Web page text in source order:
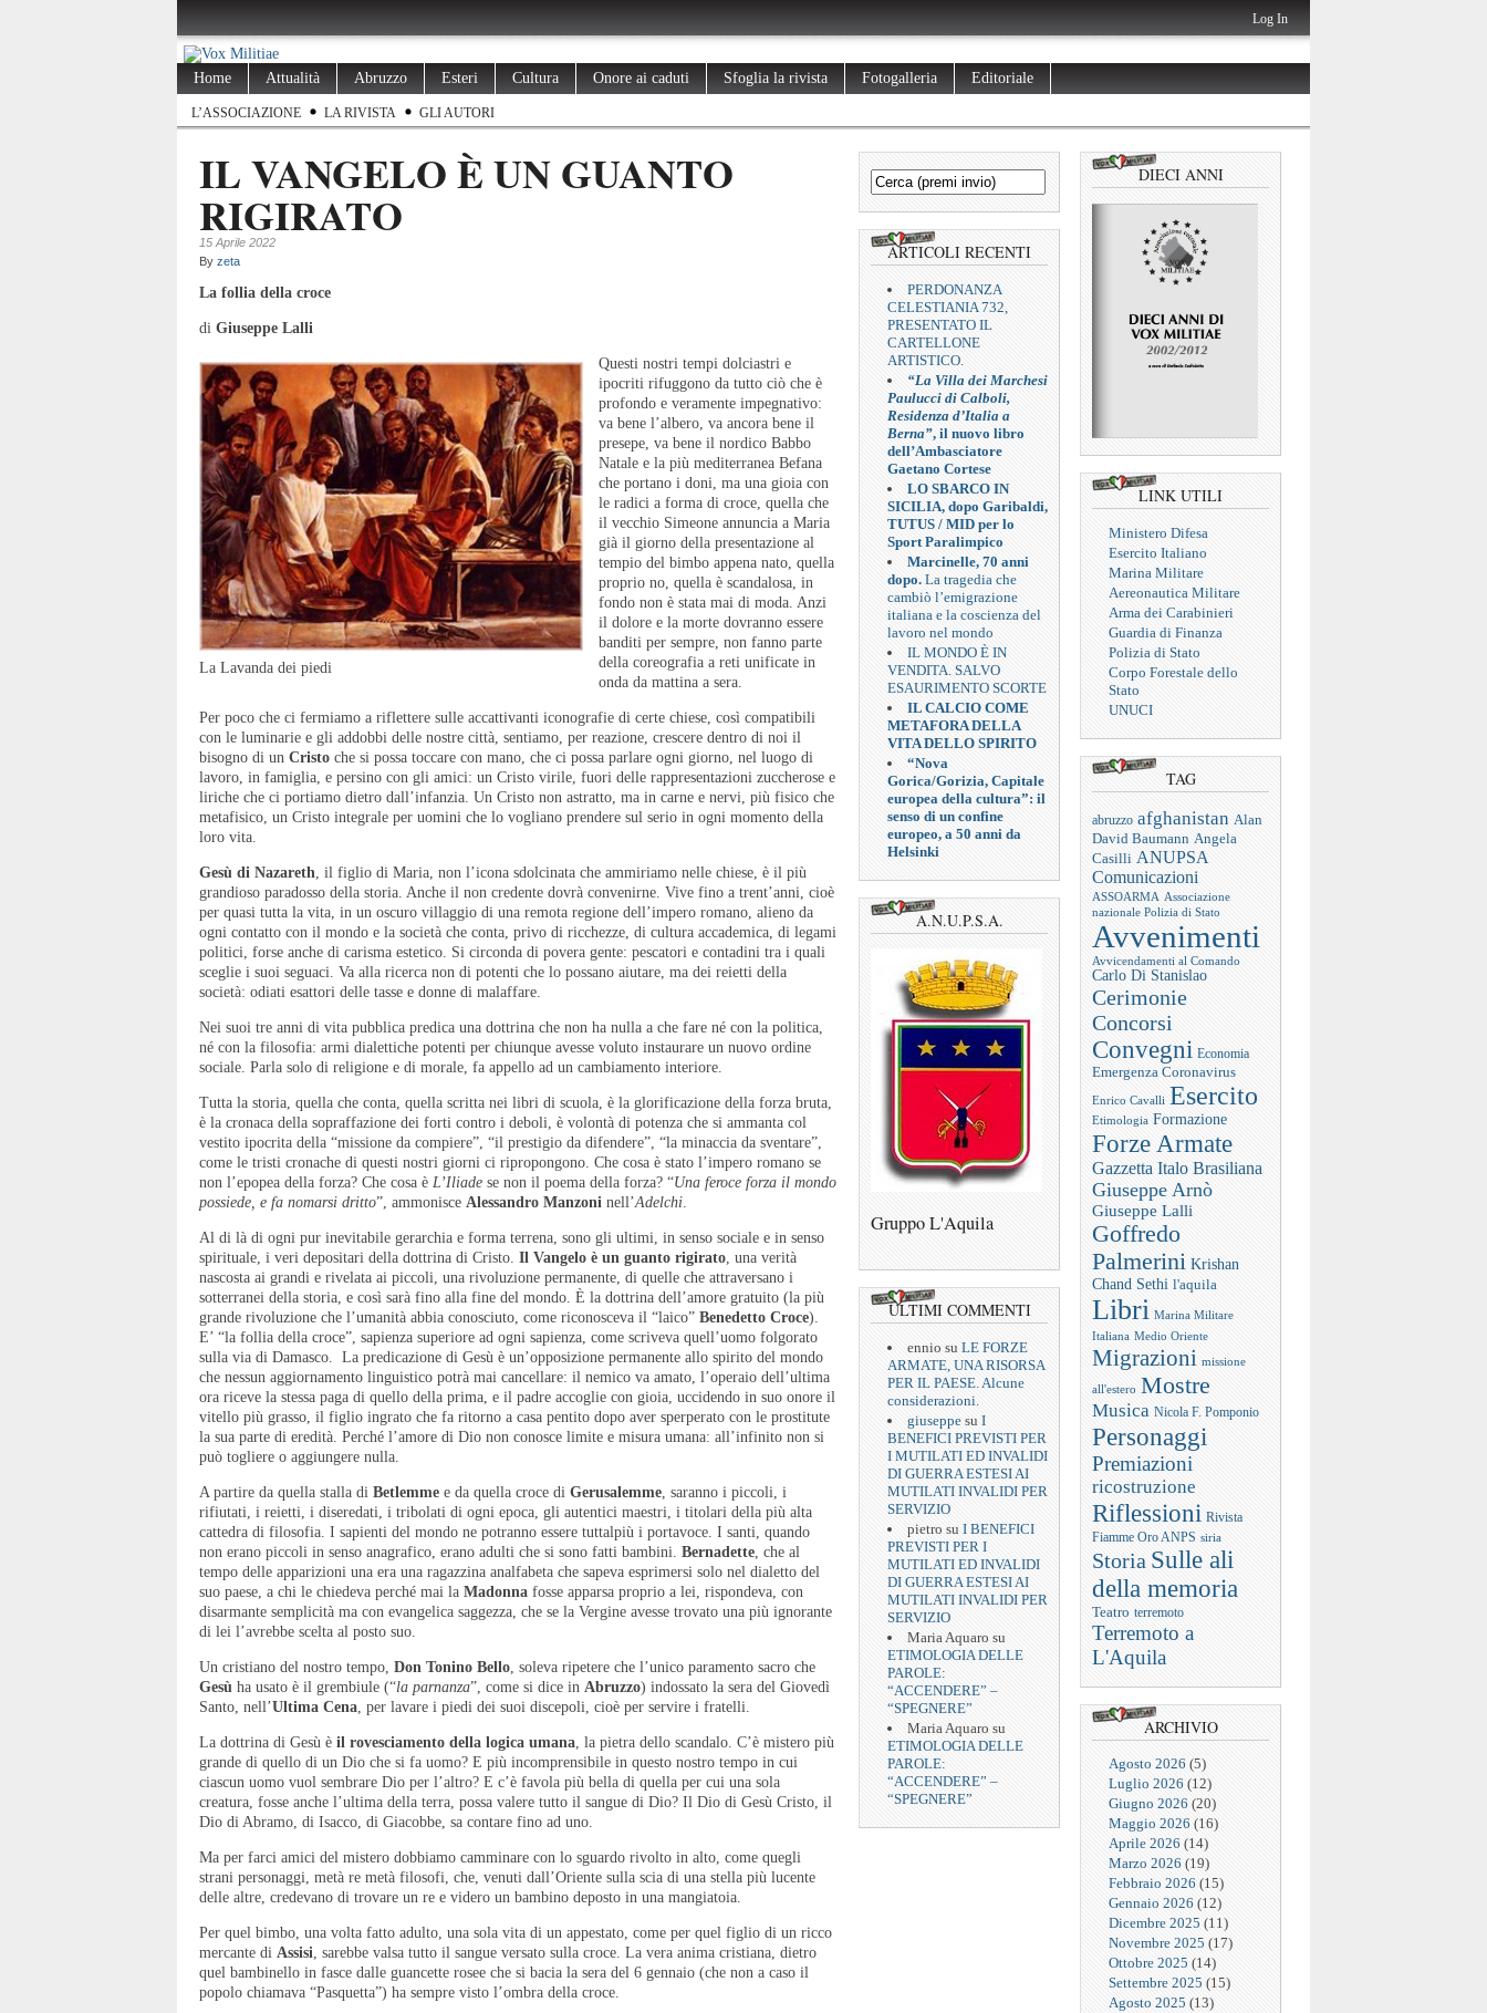
Log In
Home Attualità Abruzzo Esteri Cultura Onore ai caduti Sfoglia la rivista Fotogalleria Editoriale
L’ASSOCIAZIONE LA RIVISTA GLI AUTORI
IL VANGELO È UN GUANTO
RIGIRATO
15 Aprile 2022
By zeta
La follia della croce
di Giuseppe Lalli
La Lavanda dei piedi
Questi nostri tempi dolciastri e
ipocriti rifuggono da tutto ciò che è
profondo e veramente impegnativo:
va bene l’albero, va ancora bene il
presepe, va bene il nordico Babbo
Natale e la più mediterranea Befana
che portano i doni, ma una gioia con
le radici a forma di croce, quella che
il vecchio Simeone annuncia a Maria
già il giorno della presentazione al
tempio del bimbo appena nato, quella
proprio no, quella è scandalosa, in
fondo non è stata mai di moda. Anzi
il dolore e la morte dovranno essere
banditi per sempre, non fanno parte
della coreografia a reti unificate in
onda da mattina a sera.
Per poco che ci fermiamo a riflettere sulle accattivanti iconografie di certe chiese, così compatibili
con le luminarie e gli addobbi delle nostre città, sentiamo, per reazione, crescere dentro di noi il
bisogno di un Cristo che si possa toccare con mano, che ci possa parlare ogni giorno, nel luogo di
lavoro, in famiglia, e persino con gli amici: un Cristo virile, fuori delle rappresentazioni zuccherose e
liriche che ci portiamo dietro dall’infanzia. Un Cristo non astratto, ma in carne e nervi, più fisico che
metafisico, un Cristo integrale per uomini che lo vogliano prendere sul serio in ogni momento della
loro vita.
Gesù di Nazareth, il figlio di Maria, non l’icona sdolcinata che ammiriamo nelle chiese, è il più
grandioso paradosso della storia. Anche il non credente dovrà convenirne. Vive fino a trent’anni, cioè
per quasi tutta la vita, in un oscuro villaggio di una remota regione dell’impero romano, alieno da
ogni contatto con il mondo e la società che conta, privo di ricchezze, di cultura accademica, di legami
politici, forse anche di carisma estetico. Si circonda di povera gente: pescatori e contadini tra i quali
sceglie i suoi seguaci. Va alla ricerca non di potenti che lo possano aiutare, ma dei reietti della
società: odiati esattori delle tasse e donne di malaffare.
Nei suoi tre anni di vita pubblica predica una dottrina che non ha nulla a che fare né con la politica,
né con la filosofia: armi dialettiche potenti per chiunque avesse voluto instaurare un nuovo ordine
sociale. Parla solo di religione e di morale, fa appello ad un cambiamento interiore.
Tutta la storia, quella che conta, quella scritta nei libri di scuola, è la glorificazione della forza bruta,
è la cronaca della sopraffazione dei forti contro i deboli, è volontà di potenza che si ammanta col
vestito ipocrita della “missione da compiere”, “il prestigio da difendere”, “la minaccia da sventare”,
come le tristi cronache di questi nostri giorni ci ripropongono. Che cosa è stato l’impero romano se
non l’epopea della forza? Che cosa è L’Iliade se non il poema della forza? “Una feroce forza il mondo
possiede, e fa nomarsi dritto”, ammonisce Alessandro Manzoni nell’Adelchi.
Al di là di ogni pur inevitabile gerarchia e forma terrena, sono gli ultimi, in senso sociale e in senso
spirituale, i veri depositari della dottrina di Cristo. Il Vangelo è un guanto rigirato, una verità
nascosta ai grandi e rivelata ai piccoli, una rivoluzione permanente, di quelle che attraversano i
sotterranei della storia, e così sarà fino alla fine del mondo. È la dottrina dell’amore gratuito (la più
grande rivoluzione che l’umanità abbia conosciuto, come riconosceva il “laico” Benedetto Croce).
E’ “la follia della croce”, sapienza superiore ad ogni sapienza, come scriveva quell’uomo folgorato
sulla via di Damasco. La predicazione di Gesù è un’opposizione permanente allo spirito del mondo
che nessun aggiornamento linguistico potrà mai cancellare: il nemico va amato, l’operaio dell’ultima
ora riceve la stessa paga di quello della prima, e il padre accoglie con gioia, uccidendo in suo onore il
vitello più grasso, il figlio ingrato che fa ritorno a casa pentito dopo aver sperperato con le prostitute
la sua parte di eredità. Perché l’amore di Dio non conosce limite e misura umana: all’infinito non si
può togliere o aggiungere nulla.
A partire da quella stalla di Betlemme e da quella croce di Gerusalemme, saranno i piccoli, i
rifiutati, i reietti, i diseredati, i tribolati di ogni epoca, gli autentici maestri, i titolari della più alta
cattedra di filosofia. I sapienti del mondo ne potranno essere tuttalpiù i portavoce. I santi, quando
non erano piccoli in senso anagrafico, erano adulti che si sono fatti bambini. Bernadette, che al
tempo delle apparizioni una era una ragazzina analfabeta che sapeva esprimersi solo nel dialetto del
suo paese, a chi le chiedeva perché mai la Madonna fosse apparsa proprio a lei, rispondeva, con
disarmante semplicità ma con evangelica saggezza, che se la Vergine avesse trovato una più ignorante
di lei l’avrebbe scelta al posto suo.
Un cristiano del nostro tempo, Don Tonino Bello, soleva ripetere che l’unico paramento sacro che
Gesù ha usato è il grembiule (“la parnanza”, come si dice in Abruzzo) indossato la sera del Giovedì
Santo, nell’Ultima Cena, per lavare i piedi dei suoi discepoli, cioè per servire i fratelli.
La dottrina di Gesù è il rovesciamento della logica umana, la pietra dello scandalo. C’è mistero più
grande di quello di un Dio che si fa uomo? E più incomprensibile in questo nostro tempo in cui
ciascun uomo vuol sembrare Dio per l’altro? E c’è favola più bella di quella per cui una sola
creatura, fosse anche l’ultima della terra, possa valere tutto il sangue di Dio? Il Dio di Gesù Cristo, il
Dio di Abramo, di Isacco, di Giacobbe, sa contare fino ad uno.
Ma per farci amici del mistero dobbiamo camminare con lo sguardo rivolto in alto, come quegli
strani personaggi, metà re metà filosofi, che, venuti dall’Oriente sulla scia di una stella più lucente
delle altre, credevano di trovare un re e videro un bambino deposto in una mangiatoia.
Per quel bimbo, una volta fatto adulto, una sola vita di un appestato, come per quel figlio di un ricco
mercante di Assisi, sarebbe valsa tutto il sangue versato sulla croce. La vera anima cristiana, dietro
quel bambinello in fasce dalle guancette rosee che si bacia la sera del 6 gennaio (che non a caso il
popolo chiamava “Pasquetta”) ha sempre visto l’ombra della croce.
ARTICOLI RECENTI
PERDONANZA
CELESTIANIA 732,
PRESENTATO IL
CARTELLONE
ARTISTICO.
“La Villa dei Marchesi
Paulucci di Calboli,
Residenza d’Italia a
Berna”, il nuovo libro
dell’Ambasciatore
Gaetano Cortese
LO SBARCO IN
SICILIA, dopo Garibaldi,
TUTUS / MID per lo
Sport Paralimpico
Marcinelle, 70 anni
dopo. La tragedia che
cambiò l’emigrazione
italiana e la coscienza del
lavoro nel mondo
IL MONDO È IN
VENDITA. SALVO
ESAURIMENTO SCORTE
IL CALCIO COME
METAFORA DELLA
VITA DELLO SPIRITO
“Nova
Gorica/Gorizia, Capitale
europea della cultura”: il
senso di un confine
europeo, a 50 anni da
Helsinki
A.N.U.P.S.A.
Gruppo L'Aquila
ULTIMI COMMENTI
ennio su LE FORZE
ARMATE, UNA RISORSA
PER IL PAESE. Alcune
considerazioni.
giuseppe su I
BENEFICI PREVISTI PER
I MUTILATI ED INVALIDI
DI GUERRA ESTESI AI
MUTILATI INVALIDI PER
SERVIZIO
pietro su I BENEFICI
PREVISTI PER I
MUTILATI ED INVALIDI
DI GUERRA ESTESI AI
MUTILATI INVALIDI PER
SERVIZIO
Maria Aquaro su
ETIMOLOGIA DELLE
PAROLE:
“ACCENDERE” –
“SPEGNERE”
Maria Aquaro su
ETIMOLOGIA DELLE
PAROLE:
“ACCENDERE” –
“SPEGNERE”
DIECI ANNI
LINK UTILI
Ministero Difesa
Esercito Italiano
Marina Militare
Aereonautica Militare
Arma dei Carabinieri
Guardia di Finanza
Polizia di Stato
Corpo Forestale dello
Stato
UNUCI
TAG
abruzzo afghanistan Alan
David Baumann Angela
Casilli ANUPSA
Comunicazioni
ASSOARMA Associazione
nazionale Polizia di Stato
Avvenimenti
Avvicendamenti al Comando
Carlo Di Stanislao
Cerimonie
Concorsi
Convegni Economia
Emergenza Coronavirus
Enrico Cavalli Esercito
Etimologia Formazione
Forze Armate
Gazzetta Italo Brasiliana
Giuseppe Arnò
Giuseppe Lalli
Goffredo
Palmerini Krishan
Chand Sethi l'aquila
Libri Marina Militare
Italiana Medio Oriente
Migrazioni missione
all'estero Mostre
Musica Nicola F. Pomponio
Personaggi
Premiazioni
ricostruzione
Riflessioni Rivista
Fiamme Oro ANPS siria
Storia Sulle ali
della memoria
Teatro terremoto
Terremoto a
L'Aquila
ARCHIVIO
Agosto 2026 (5)
Luglio 2026 (12)
Giugno 2026 (20)
Maggio 2026 (16)
Aprile 2026 (14)
Marzo 2026 (19)
Febbraio 2026 (15)
Gennaio 2026 (12)
Dicembre 2025 (11)
Novembre 2025 (17)
Ottobre 2025 (14)
Settembre 2025 (15)
Agosto 2025 (13)